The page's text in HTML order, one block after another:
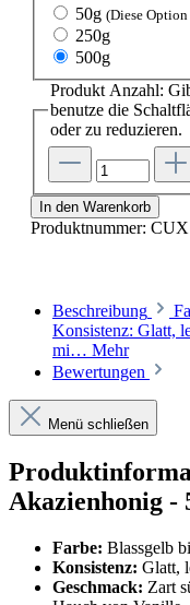
50g (Diese
250g
500g
Produkt Anzahl:
benutze die
oder zu reduzieren.
In den Warenkorb
Produktnummer:
Beschreibung
Konsistenz: Glatt,
mi… Mehr
Bewertungen
Menü schließen
Akazienhonig -
Farbe: Blassgelb
Konsistenz: Glatt,
Geschmack: Zart